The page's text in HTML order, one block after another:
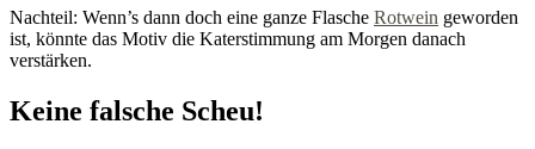
Nachteil: Wenn’s dann doch eine ganze Flasche Rotwein geworden
ist, könnte das Motiv die Katerstimmung am Morgen danach
verstärken.
Keine falsche Scheu!